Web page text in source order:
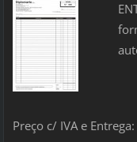
Preço c/ IVA e Entrega: